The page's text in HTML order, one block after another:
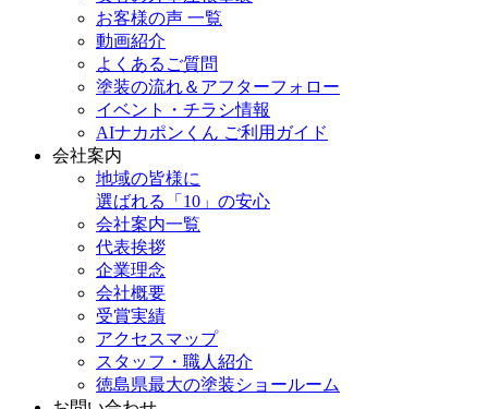
お客様の声 一覧
動画紹介
よくあるご質問
塗装の流れ＆アフターフォロー
イベント・チラシ情報
AIナカポンくん ご利用ガイド
会社案内
地域の皆様に
選ばれる「10」の安心
会社案内一覧
代表挨拶
企業理念
会社概要
受賞実績
アクセスマップ
スタッフ・職人紹介
徳島県最大の塗装ショールーム